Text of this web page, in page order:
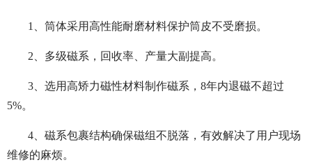
1、筒体采用高性能耐磨材料保护筒皮不受磨损。
2、多级磁系，回收率、产量大副提高。
3、选用高矫力磁性材料制作磁系，8年内退磁不超过
5%。
4、磁系包裹结构确保磁组不脱落，有效解决了用户现场
维修的麻烦。